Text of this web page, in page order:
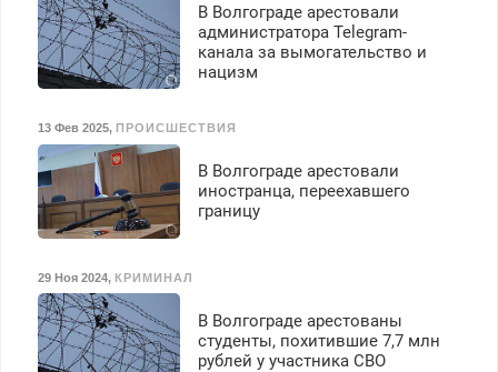
В Волгограде арестовали
администратора Telegram-
канала за вымогательство и
нацизм
13 Фев 2025, ПРОИСШЕСТВИЯ
В Волгограде арестовали
иностранца, переехавшего
границу
29 Ноя 2024, КРИМИНАЛ
В Волгограде арестованы
студенты, похитившие 7,7 млн
рублей у участника СВО